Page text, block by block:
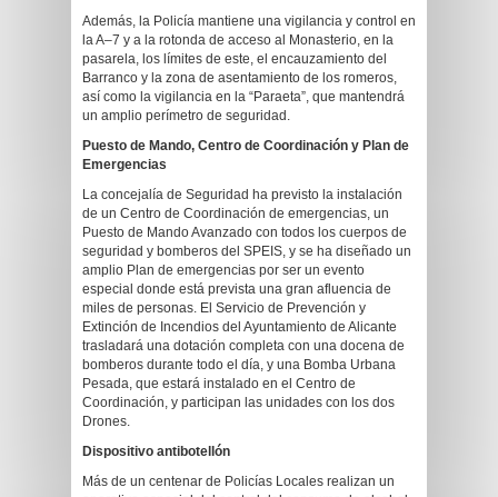
Además, la Policía mantiene una vigilancia y control en
la A–7 y a la rotonda de acceso al Monasterio, en la
pasarela, los límites de este, el encauzamiento del
Barranco y la zona de asentamiento de los romeros,
así como la vigilancia en la “Paraeta”, que mantendrá
un amplio perímetro de seguridad.
Puesto de Mando, Centro de Coordinación y Plan de
Emergencias
La concejalía de Seguridad ha previsto la instalación
de un Centro de Coordinación de emergencias, un
Puesto de Mando Avanzado con todos los cuerpos de
seguridad y bomberos del SPEIS, y se ha diseñado un
amplio Plan de emergencias por ser un evento
especial donde está prevista una gran afluencia de
miles de personas. El Servicio de Prevención y
Extinción de Incendios del Ayuntamiento de Alicante
trasladará una dotación completa con una docena de
bomberos durante todo el día, y una Bomba Urbana
Pesada, que estará instalado en el Centro de
Coordinación, y participan las unidades con los dos
Drones.
Dispositivo antibotellón
Más de un centenar de Policías Locales realizan un